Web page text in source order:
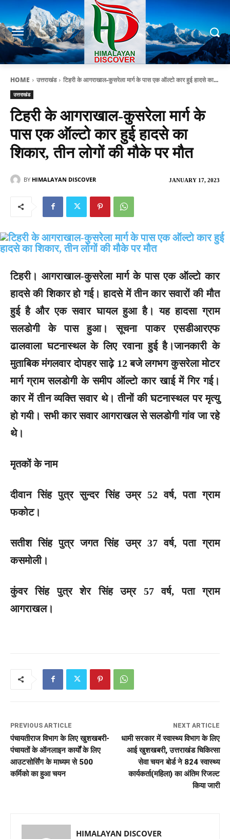
HOME उत्तराखंड टिहरी के आगराखाल-कुसरेला मार्ग के पास एक ऑल्‍टो कार हुई हादसे का...
उत्तराखंड
टिहरी के आगराखाल-कुसरेला मार्ग के
पास एक ऑल्‍टो कार हुई हादसे का
शिकार, तीन लोगों की मौके पर मौत
JANUARY 17, 2023
BY HIMALAYAN DISCOVER
टिहरी। आगराखाल-कुसरेला मार्ग के पास एक ऑल्‍टो कार
हादसे की शिकार हो गई। हादसे में तीन कार सवारों की मौत
हुई है और एक सवार घायल हुआ है। यह हादसा ग्राम
सलडोगी के पास हुआ। सूचना पाकर एसडीआरएफ
ढालवाला घटनास्थल के लिए रवाना हुई है।जानकारी के
मुताबिक मंगलवार दोपहर साढ़े 12 बजे लगभग कुसरेला मोटर
मार्ग ग्राम सलडोगी के समीप ऑल्टो कार खाई में गिर गई।
कार में तीन व्यक्ति सवार थे। तीनों की घटनास्थल पर मृत्यु
हो गयी। सभी कार सवार आगराखल से सलडोगी गांव जा रहे
थे।
मृतकों के नाम
दीवान सिंह पुत्र सुन्दर सिंह उम्र 52 वर्ष, पता ग्राम
फकोट।
सतीश सिंह पुत्र जगत सिंह उम्र 37 वर्ष, पता ग्राम
कसमोली।
कुंवर सिंह पुत्र शेर सिंह उम्र 57 वर्ष, पता ग्राम
आगराखल।
PREVIOUS ARTICLE
पंचायतीराज विभाग के लिए खुशखबरी-
पंचायतों के ऑनलाइन कार्यों के लिए
आउटसोर्सिंग के माध्यम से 500
कर्मिको का हुआ चयन
NEXT ARTICLE
धामी सरकार में स्वास्थ्य विभाग के लिए
आई खुशखबरी, उत्तराखंड चिकित्सा
सेवा चयन बोर्ड ने 824 स्वास्थ्य
कार्यकर्ता(महिला) का अंतिम रिजल्ट
किया जारी
HIMALAYAN DISCOVER